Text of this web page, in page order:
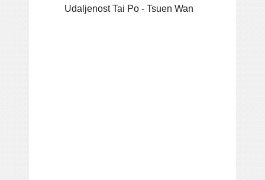
Udaljenost Tai Po - Tsuen Wan